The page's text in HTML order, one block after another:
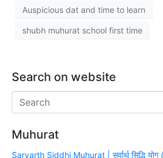
Auspicious dat and time to learn
shubh muhurat school first time
Search on website
Muhurat
Sarvarth Siddhi Muhurat | सर्वार्थ सिद्धि